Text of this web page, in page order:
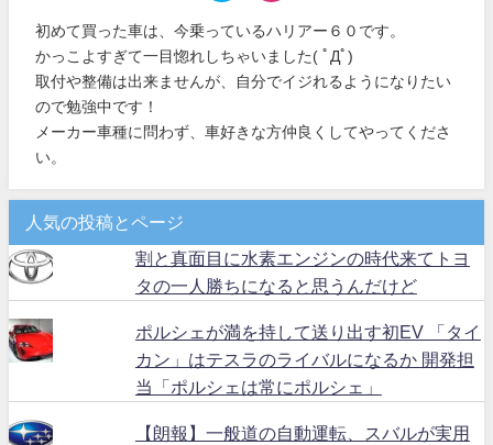
初めて買った車は、今乗っているハリアー６０です。
かっこよすぎて一目惚れしちゃいました( ﾟДﾟ)
取付や整備は出来ませんが、自分でイジれるようになりたい
ので勉強中です！
メーカー車種に問わず、車好きな方仲良くしてやってくださ
い。
人気の投稿とページ
割と真面目に水素エンジンの時代来てトヨ
タの一人勝ちになると思うんだけど
ポルシェが満を持して送り出す初EV 「タイ
カン」はテスラのライバルになるか 開発担
当「ポルシェは常にポルシェ」
【朗報】一般道の自動運転、スバルが実用